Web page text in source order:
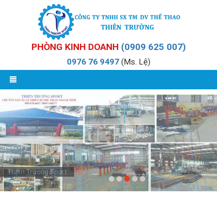
PHÒNG KINH DOANH (0909 625 007)
0976 76 9497(Ms. Lệ)
Thiên Trường Sport
Thiên Trường Sport